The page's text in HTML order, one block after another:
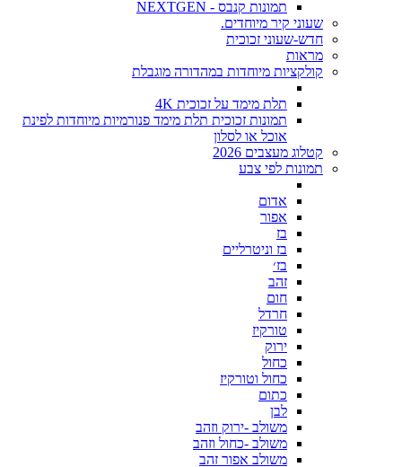
תמונות קנבס - NEXTGEN
שעוני קיר מיוחדים.
חדש-שעוני זכוכית
מראות
קולקציות מיוחדות במהדורה מוגבלת
תלת מימד על זכוכית 4K
תמונות זכוכית תלת מימד פנורמיות מיוחדות לפינת
אוכל או לסלון
קטלוג מעצבים 2026
תמונות לפי צבע
אדום
אפור
בז
בז וניטרליים
בז׳
זהב
חום
חרדל
טורקיז
ירוק
כחול
כחול וטורקיז
כתום
לבן
משולב -ירוק וזהב
משולב -כחול וזהב
משולב אפור זהב